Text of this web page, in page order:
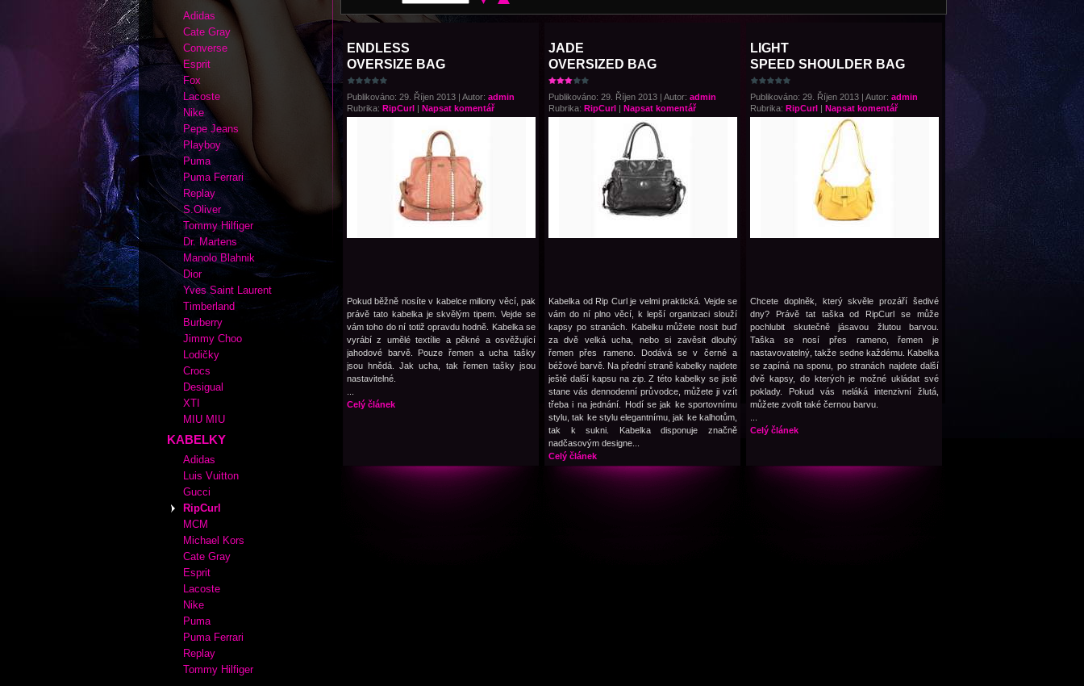
ENDLESS
OVERSIZE BAG
Publikováno: 29. Říjen 2013 | Autor: admin
Rubrika: RipCurl | Napsat komentář
Pokud běžně nosíte v kabelce miliony věcí, pak
právě tato kabelka je skvělým tipem. Vejde se
vám toho do ní totiž opravdu hodně. Kabelka se
vyrábí z umělé textílie a pěkné a osvěžující
jahodové barvě. Pouze řemen a ucha tašky
jsou hnědá. Jak ucha, tak řemen tašky jsou
nastavitelné.
Celý článek
JADE
OVERSIZED BAG
Publikováno: 29. Říjen 2013 | Autor: admin
Rubrika: RipCurl | Napsat komentář
Kabelka od Rip Curl je velmi praktická. Vejde se
vám do ní plno věcí, k lepší organizaci slouží
kapsy po stranách. Kabelku můžete nosit buď
za dvě velká ucha, nebo si zavěsit dlouhý
řemen přes rameno. Dodává se v černé a
béžové barvě. Na přední straně kabelky najdete
ještě další kapsu na zip. Z této kabelky se jistě
stane vás dennodenní průvodce, můžete ji vzít
třeba i na jednání. Hodí se jak ke sportovnímu
stylu, tak ke stylu elegantnímu, jak ke kalhotům,
tak k sukni. Kabelka disponuje značně
nadčasovým designe...
Celý článek
LIGHT
SPEED SHOULDER BAG
Publikováno: 29. Říjen 2013 | Autor: admin
Rubrika: RipCurl | Napsat komentář
Chcete doplněk, který skvěle prozáří šedivé
dny? Právě tat taška od RipCurl se může
pochlubit skutečně jásavou žlutou barvou.
Taška se nosí přes rameno, řemen je
nastavovatelný, takže sedne každému. Kabelka
se zapíná na sponu, po stranách najdete další
dvě kapsy, do kterých je možné ukládat své
poklady. Pokud vás neláká intenzivní žlutá,
můžete zvolit také černou barvu.
Celý článek
Adidas
Cate Gray
Converse
Esprit
Fox
Lacoste
Nike
Pepe Jeans
Playboy
Puma
Puma Ferrari
Replay
S.Oliver
Tommy Hilfiger
Dr. Martens
Manolo Blahnik
Dior
Yves Saint Laurent
Timberland
Burberry
Jimmy Choo
Lodičky
Crocs
Desigual
XTI
MIU MIU
KABELKY
Adidas
Luis Vuitton
Gucci
RipCurl
MCM
Michael Kors
Cate Gray
Esprit
Lacoste
Nike
Puma
Puma Ferrari
Replay
Tommy Hilfiger